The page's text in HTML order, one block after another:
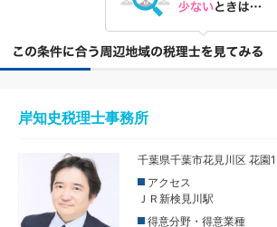
岸知史税理士事務所
千葉県千葉市花見川区 花
アクセス
ＪＲ新検見川駅
得意分野・得意業種